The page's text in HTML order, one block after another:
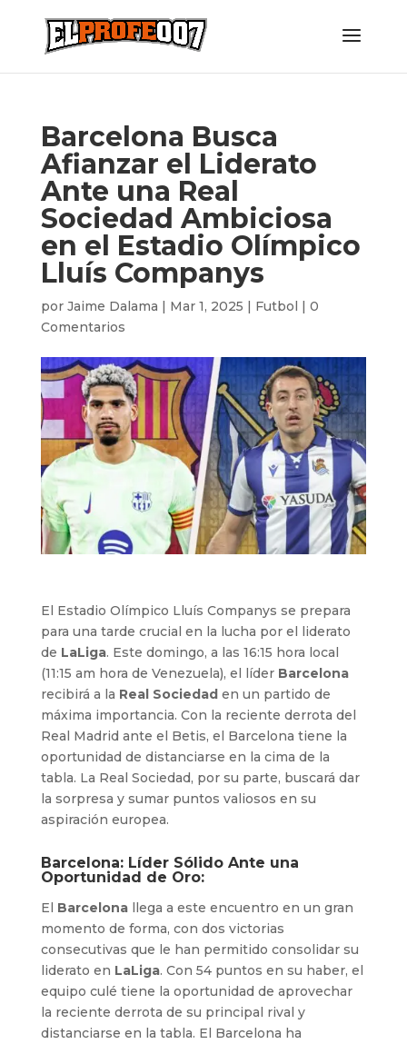
Barcelona Busca
Afianzar el Liderato
Ante una Real
Sociedad Ambiciosa
en el Estadio Olímpico
Lluís Companys
por Jaime Dalama | Mar 1, 2025 | Futbol | 0
Comentarios
El Estadio Olímpico Lluís Companys se prepara
para una tarde crucial en la lucha por el liderato
de LaLiga. Este domingo, a las 16:15 hora local
(11:15 am hora de Venezuela), el líder Barcelona
recibirá a la Real Sociedaden un partido de
máxima importancia. Con la reciente derrota del
Real Madrid ante el Betis, el Barcelona tiene la
oportunidad de distanciarse en la cima de la
tabla. La Real Sociedad, por su parte, buscará dar
la sorpresa y sumar puntos valiosos en su
aspiración europea.
Barcelona: Líder Sólido Ante una
Oportunidad de Oro:
El Barcelonallega a este encuentro en un gran
momento de forma, con dos victorias
consecutivas que le han permitido consolidar su
liderato en LaLiga. Con 54 puntos en su haber, el
equipo culé tiene la oportunidad de aprovechar
la reciente derrota de su principal rival y
distanciarse en la tabla. El Barcelona ha